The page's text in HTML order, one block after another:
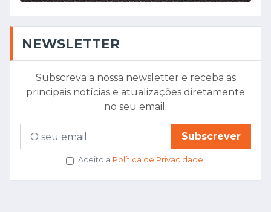
NEWSLETTER
Subscreva a nossa newsletter e receba as
principais notícias e atualizações diretamente
no seu email.
Subscrever
Aceito a Política de Privacidade.